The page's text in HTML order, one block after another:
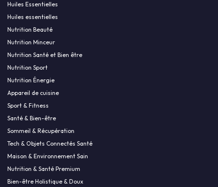
Huiles Essentielles
Huiles essentielles
Nutrition Beauté
Nutrition Minceur
Nutrition Santé et Bien être
Nutrition Sport
Nutrition Énergie
Appareil de cuisine
Sport & Fitness
Santé & Bien-être
Sommeil & Récupération
Tech & Objets Connectés Santé
Maison & Environnement Sain
Nutrition & Santé Premium
Bien-être Holistique & Doux